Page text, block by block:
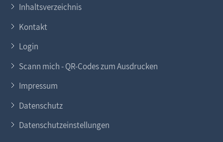
Inhaltsverzeichnis
Kontakt
Login
Scann mich - QR-Codes zum Ausdrucken
Impressum
Datenschutz
Datenschutzeinstellungen